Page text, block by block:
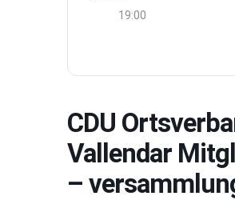
19:00
CDU
Vallendar
–